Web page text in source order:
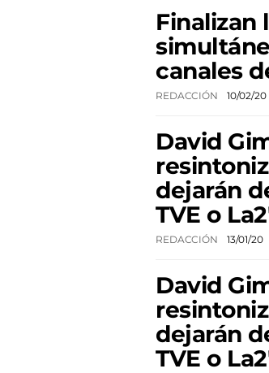
Finalizan
canales
REDACCIÓN 10/02/20
David
dejarán
TVE o
REDACCIÓN 13/01/20
David
dejarán
TVE o